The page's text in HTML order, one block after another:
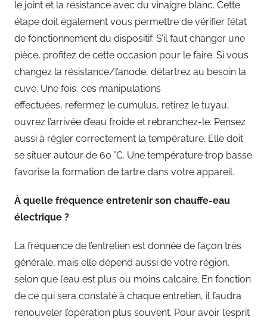
le joint et la résistance avec du vinaigre blanc. Cette
étape doit également vous permettre de vérifier l’état
de fonctionnement du dispositif. S’il faut changer une
pièce, profitez de cette occasion pour le faire. Si vous
changez la résistance/l’anode, détartrez au besoin la
cuve. Une fois, ces manipulations
effectuées, refermez le cumulus, retirez le tuyau,
ouvrez l’arrivée d’eau froide et rebranchez-le. Pensez
aussi à régler correctement la température. Elle doit
se situer autour de 60 °C. Une température trop basse
favorise la formation de tartre dans votre appareil.
À quelle fréquence entretenir son chauffe-eau
électrique ?
La fréquence de l’entretien est donnée de façon très
générale, mais elle dépend aussi de votre région,
selon que l’eau est plus ou moins calcaire. En fonction
de ce qui sera constaté à chaque entretien, il faudra
renouveler l’opération plus souvent. Pour avoir l’esprit